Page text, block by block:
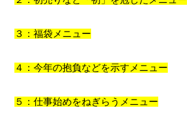
３：福袋メニュー
４：今年の抱負などを示すメニュー
５：仕事始めをねぎらうメニュー